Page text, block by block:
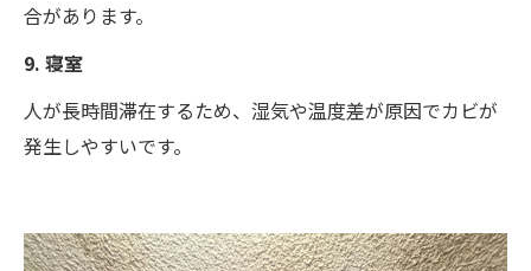
合があります。
9. 寝室
人が長時間滞在するため、湿気や温度差が原因でカビが
発生しやすいです。